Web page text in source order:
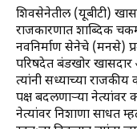
शिवसेनेतील (यूबीटी)
राजकारणात शाब्दिक
नवनिर्माण सेनेचे (मनसे)
परिषदेत बंडखोर
त्यांनी सध्याच्या
पक्ष बदलणाऱ्या नेत्यांवर
नेत्यांवर निशाणा साधत